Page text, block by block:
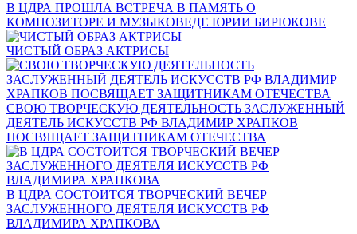
В ЦДРА ПРОШЛА ВСТРЕЧА В ПАМЯТЬ О
КОМПОЗИТОРЕ И МУЗЫКОВЕДЕ ЮРИИ БИРЮКОВЕ
ЧИСТЫЙ ОБРАЗ АКТРИСЫ
СВОЮ ТВОРЧЕСКУЮ ДЕЯТЕЛЬНОСТЬ ЗАСЛУЖЕННЫЙ
ДЕЯТЕЛЬ ИСКУССТВ РФ ВЛАДИМИР ХРАПКОВ
ПОСВЯЩАЕТ ЗАЩИТНИКАМ ОТЕЧЕСТВА
В ЦДРА СОСТОИТСЯ ТВОРЧЕСКИЙ ВЕЧЕР
ЗАСЛУЖЕННОГО ДЕЯТЕЛЯ ИСКУССТВ РФ
ВЛАДИМИРА ХРАПКОВА